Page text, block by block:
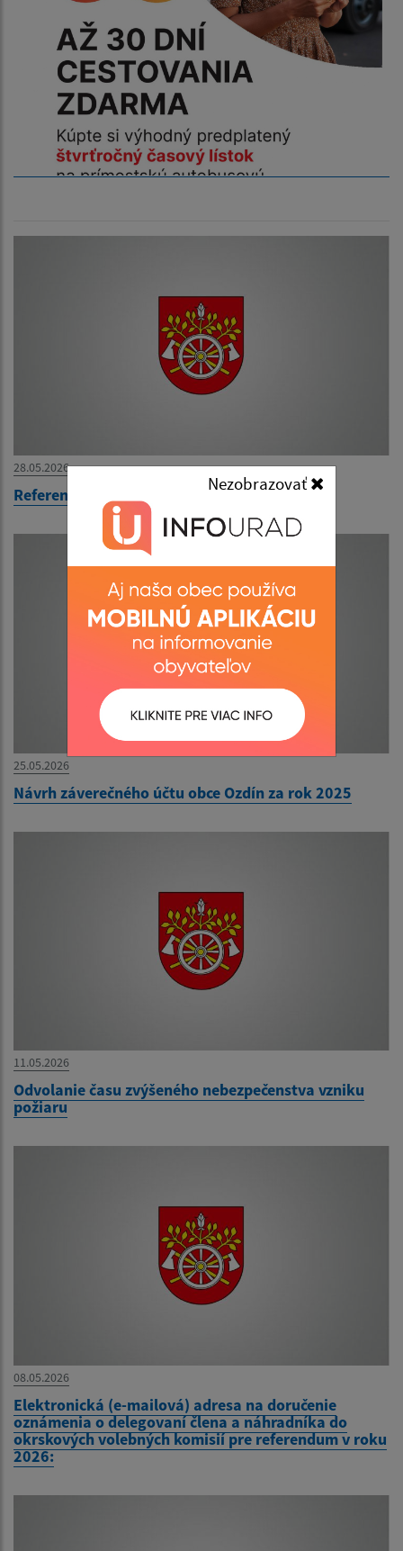
Nezobrazovať
28.05.2026
Referendum 2026 - Text s otázkami
25.05.2026
Návrh záverečného účtu obce Ozdín za rok 2025
11.05.2026
Odvolanie času zvýšeného nebezpečenstva vzniku
požiaru
08.05.2026
Elektronická (e-mailová) adresa na doručenie
oznámenia o delegovaní člena a náhradníka do
okrskových volebných komisií pre referendum v roku
2026: